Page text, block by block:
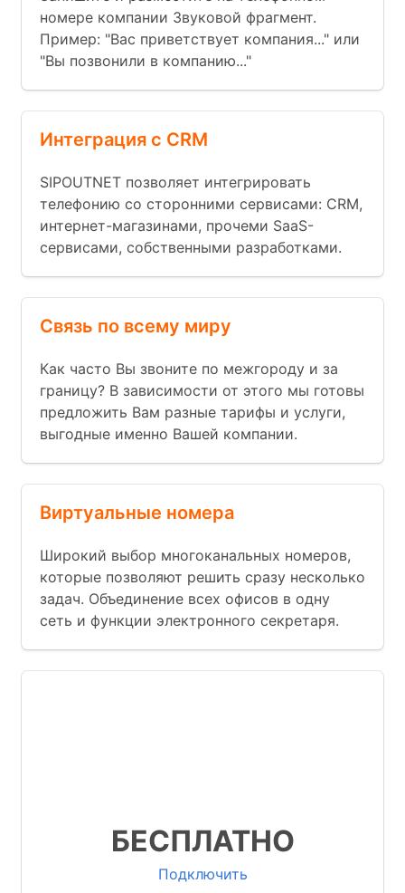
номере компании Звуковой фрагмент.
Пример: "Вас приветствует компания..." или
"Вы позвонили в компанию..."
Интеграция с CRM
SIPOUTNET позволяет интегрировать
телефонию со сторонними сервисами: CRM,
интернет-магазинами, прочеми SaaS-
сервисами, собственными разработками.
Связь по всему миру
Как часто Вы звоните по межгороду и за
границу? В зависимости от этого мы готовы
предложить Вам разные тарифы и услуги,
выгодные именно Вашей компании.
Виртуальные номера
Широкий выбор многоканальных номеров,
которые позволяют решить сразу несколько
задач. Объединение всех офисов в одну
сеть и функции электронного секретаря.
БЕСПЛАТНО
Подключить